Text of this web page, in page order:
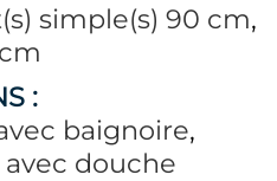
simple(s) 90 cm
:
baignoire
avec douche